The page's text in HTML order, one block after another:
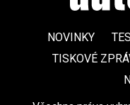
NOVINKY
TISKOVÉ